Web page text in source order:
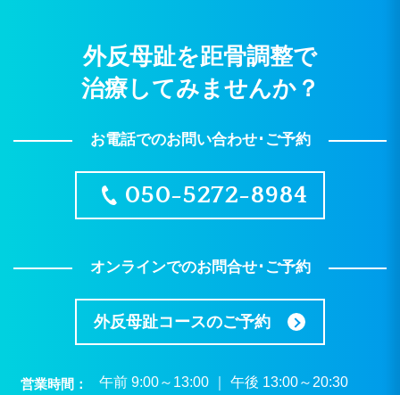
外反母趾を距骨調整で
治療してみませんか？
お電話でのお問い合わせ･ご予約
050-5272-8984
オンラインでのお問合せ･ご予約
外反母趾コースのご予約
営業時間 午前 9:00～13:00 ｜ 午後 13:00～20:30